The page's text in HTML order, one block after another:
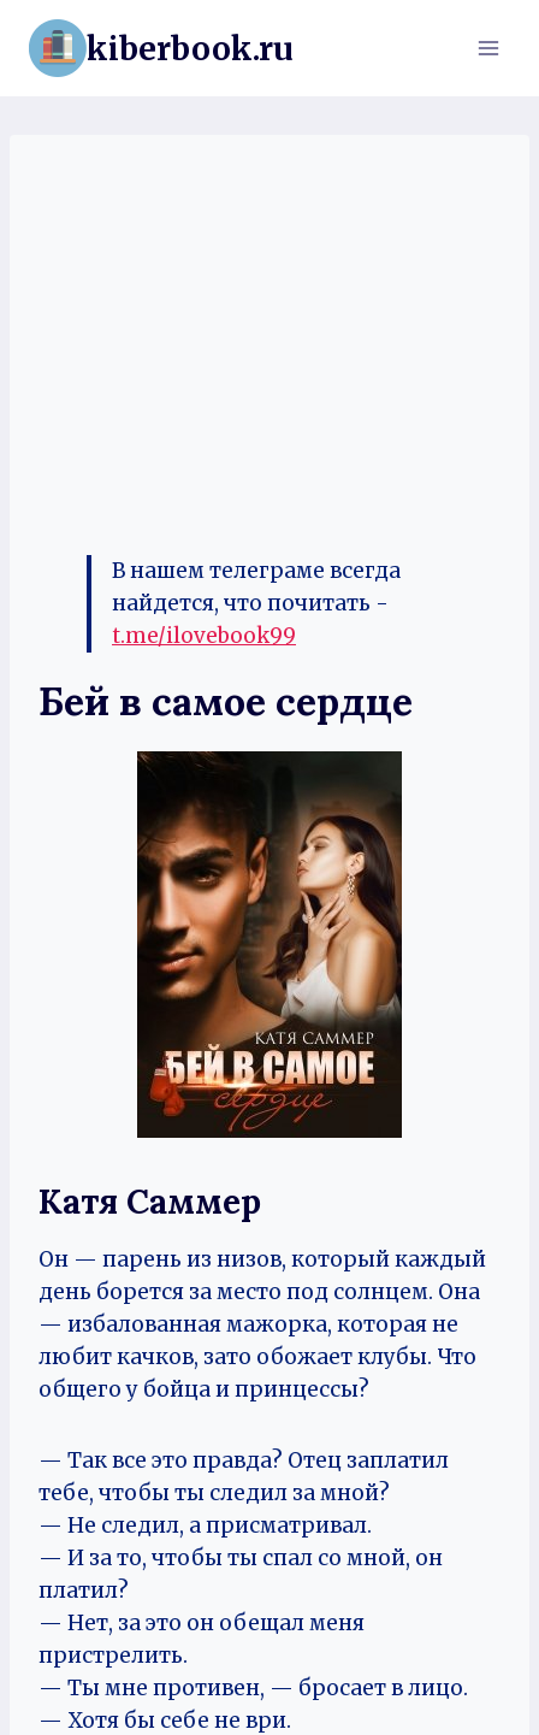
Перейти
содержимому
kiberbook.ru
В нашем телеграме всегда
найдется, что почитать -
t.me/ilovebook99
Бей в самое сердце
Катя Саммер
Он — парень из низов, который каждый
день борется за место под солнцем. Она
— избалованная мажорка, которая не
любит качков, зато обожает клубы. Что
общего у бойца и принцессы?
— Так все это правда? Отец заплатил
тебе, чтобы ты следил за мной?
— Не следил, а присматривал.
— И за то, чтобы ты спал со мной, он
платил?
— Нет, за это он обещал меня
пристрелить.
— Ты мне противен, — бросает в лицо.
— Хотя бы себе не ври.